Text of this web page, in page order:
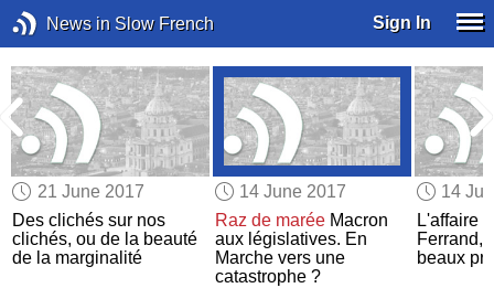
News in Slow French Sign In
21 June 2017
Des clichés sur nos
clichés, ou de la beauté
de la marginalité
14 June 2017
Raz de maréeMacron
aux législatives. En
Marche vers une
catastrophe ?
14
L'affaire
Ferrand,
beaux